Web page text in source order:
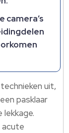
camera’s
uit,
pasklaar
acute